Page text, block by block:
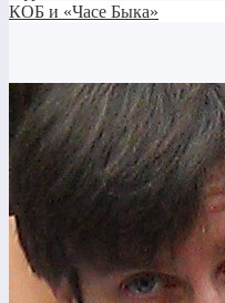
КОБ и «Часе Быка»